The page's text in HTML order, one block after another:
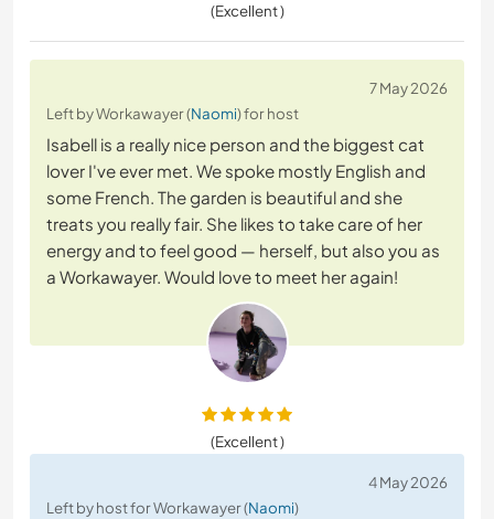
(Excellent )
7 May 2026
Left by Workawayer (Naomi) for host
Isabell is a really nice person and the biggest cat
lover I've ever met. We spoke mostly English and
some French. The garden is beautiful and she
treats you really fair. She likes to take care of her
energy and to feel good — herself, but also you as
a Workawayer. Would love to meet her again!
(Excellent )
4 May 2026
Left by host for Workawayer (Naomi)